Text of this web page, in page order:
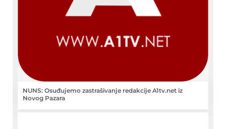
NUNS: Osuđujemo zastrašivanje redakcije A1tv.net iz
Novog Pazara